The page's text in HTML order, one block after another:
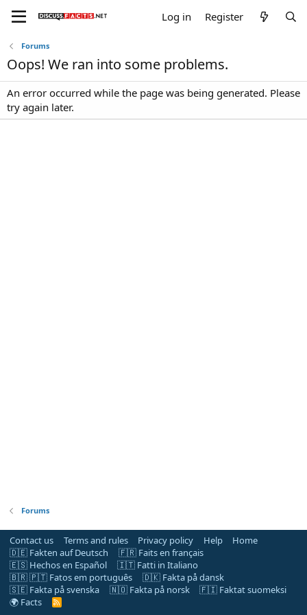
Log in Register
Forums
Oops! We ran into some problems.
An error occurred while the page was being generated. Please
try again later.
Forums
Contact us Terms and rules Privacy policy Help
Home
🇩🇪 Fakten auf Deutsch
🇫🇷 Faits en français
🇪🇸 Hechos en Español
🇮🇹 Fatti in Italiano
🇧🇷 🇵🇹 Fatos em português
🇩🇰 Fakta på dansk
🇸🇪 Fakta på svenska
🇳🇴 Fakta på norsk
🇫🇮 Faktat suomeksi
🌍 Facts
R